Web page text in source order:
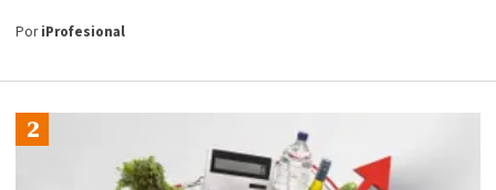
PoriProfesional